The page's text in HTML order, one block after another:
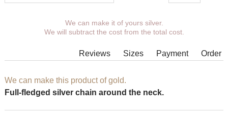
You can choose coverage, weight,
length, width, clasp.
width, length and weight cannot be
We can make it of yours silver.
We will subtract the cost from the total cost.
Reviews Order
Payment
Sizes
We can make this product of gold.
Full-fledged silver chain around the neck.